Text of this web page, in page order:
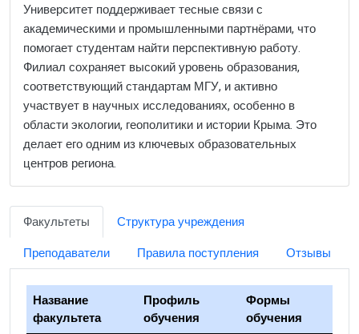
Университет поддерживает тесные связи с
академическими и промышленными партнёрами, что
помогает студентам найти перспективную работу.
Филиал сохраняет высокий уровень образования,
соответствующий стандартам МГУ, и активно
участвует в научных исследованиях, особенно в
области экологии, геополитики и истории Крыма. Это
делает его одним из ключевых образовательных
центров региона.
Факультеты
Структура учреждения
Преподаватели
Правила поступления Отзывы
Название
факультета
Профиль
обучения
Формы
обучения